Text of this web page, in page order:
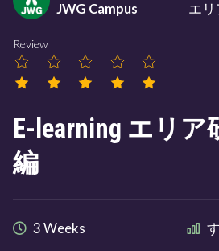
JWG Campus エリ
Review
E-learning エリ
編
3 Weeks